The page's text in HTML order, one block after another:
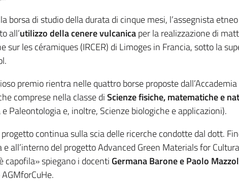
borsa di studio della durata di cinque mesi, l’assegnista
all’utilizzo della cenere vulcanicaper la realizzazione di
sur les céramiques (IRCER) di Limoges in Francia, sotto la
premio rientra nelle quattro borse proposte
comprese nella classe diScienze fisiche, matematiche e
e Paleontologia e, inoltre, Scienze biologiche e applicazioni).
continua sulla scia delle ricerche condotte dal dott.
e all’interno del progetto Advanced Green Materials for
capofila» spiegano i docenti Germana Barone e Paolo